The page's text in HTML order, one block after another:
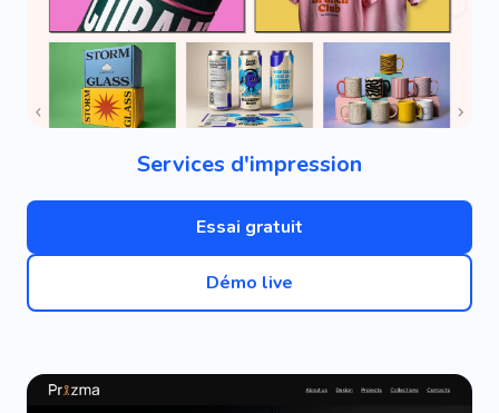
Services d'impression
Essai gratuit
Démo live